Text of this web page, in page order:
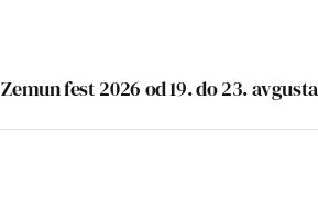
Zemun fest 2026 od 19. do 23. avgusta